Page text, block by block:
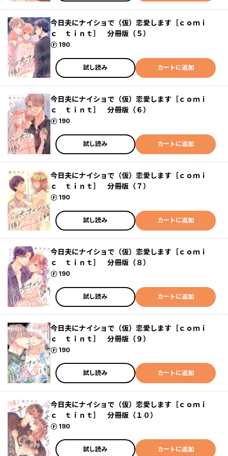
今日夫にナイショで（仮）恋愛します［ｃｏｍｉ
ｃ ｔｉｎｔ］ 分冊版（５）
190
ポイント
試し読み カートに追加
今日夫にナイショで（仮）恋愛します［ｃｏｍｉ
ｃ ｔｉｎｔ］ 分冊版（６）
190
ポイント
試し読み カートに追加
今日夫にナイショで（仮）恋愛します［ｃｏｍｉ
ｃ ｔｉｎｔ］ 分冊版（７）
190
ポイント
試し読み カートに追加
今日夫にナイショで（仮）恋愛します［ｃｏｍｉ
ｃ ｔｉｎｔ］ 分冊版（８）
190
ポイント
試し読み カートに追加
今日夫にナイショで（仮）恋愛します［ｃｏｍｉ
ｃ ｔｉｎｔ］ 分冊版（９）
190
ポイント
試し読み カートに追加
今日夫にナイショで（仮）恋愛します［ｃｏｍｉ
ｃ ｔｉｎｔ］ 分冊版（１０）
190
ポイント
試し読み カートに追加